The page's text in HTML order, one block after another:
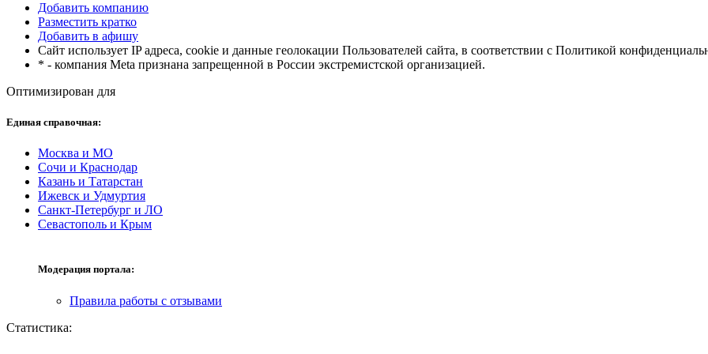
Добавить компанию
Разместить кратко
Добавить в афишу
Сайт использует IP адреса, cookie и данные геолокации Пользователей сайта, в соответствии с Политикой
* - компания Meta признана запрещенной в России экстремистской организацией.
Оптимизирован для
Единая справочная:
Москва и МО
Сочи и Краснодар
Казань и Татарстан
Ижевск и Удмуртия
Санкт-Петербург и ЛО
Севастополь и Крым
Модерация портала:
Правила работы с отзывами
Статистика: